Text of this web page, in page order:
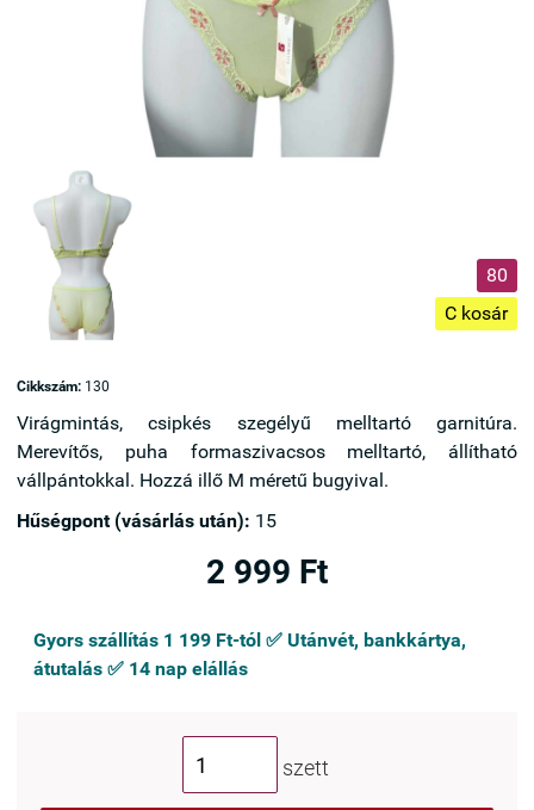
80
C kosár
Cikkszám: 130
Virágmintás, csipkés szegélyű melltartó garnitúra.
Merevítős, puha formaszivacsos melltartó, állítható
vállpántokkal. Hozzá illő M méretű bugyival.
Hűségpont (vásárlás után): 15
2 999 Ft
Gyors szállítás 1 199 Ft-tól ✅ Utánvét, bankkártya,
átutalás ✅ 14 nap elállás
szett